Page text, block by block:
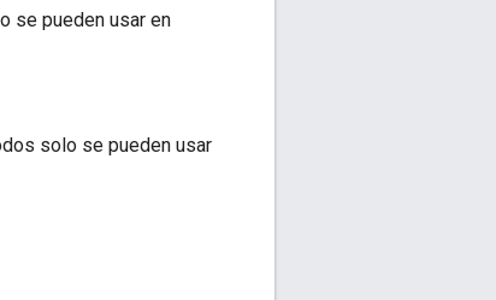
se pueden usar en
solo se pueden usar